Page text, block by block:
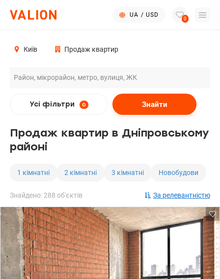
UA / USD
0
Київ Продаж квартир
Усі фільтри 0 Знайти
Продаж квартир в Дніпровському
районі
1 кімнатні 2 кімнатні 3 кімнатні Новобудови
Знайдено: 288 об'єктів За релевантністю